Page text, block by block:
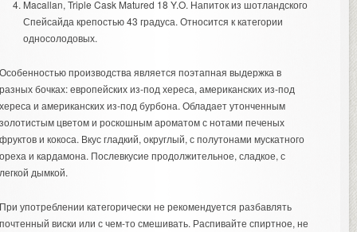
Macallan, Triple Cask Matured 18 Y.O. Напиток из шотландского
Спейсайда крепостью 43 градуса. Относится к категории
односолодовых.
производства является поэтапная выдержка в
бочках: европейских из-под хереса, американских из-под
и американских из-под бурбона. Обладает утонченным
цветом и роскошным ароматом с нотами печеных
и кокоса. Вкус гладкий, округлый, с полутонами мускатного
и кардамона. Послевкусие продолжительное, сладкое, с
дымкой.
употреблении категорически не рекомендуется разбавлять
виски или с чем-то смешивать. Распивайте спиртное, не